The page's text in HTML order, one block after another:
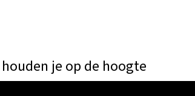
je op de hoogte